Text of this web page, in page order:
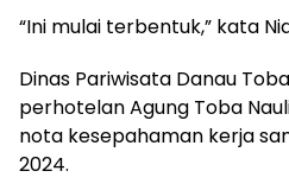
“Ini mulai terbentuk,” kata
Dinas Pariwisata Danau
perhotelan Agung Toba
nota kesepahaman kerja
2024.